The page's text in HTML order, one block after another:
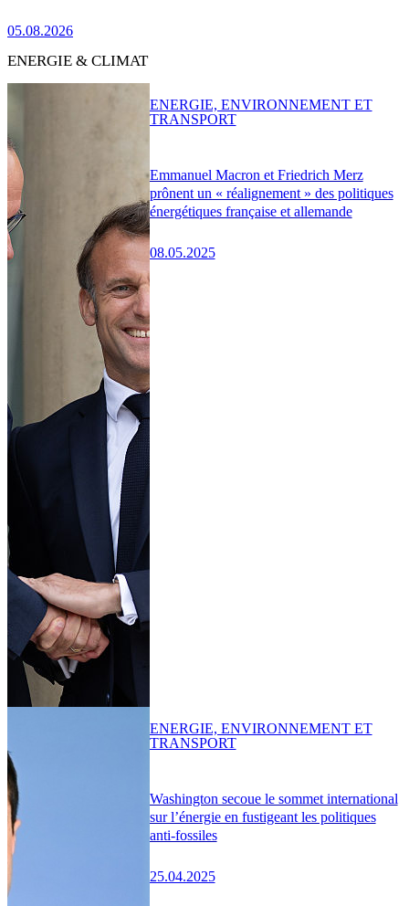
05.08.2026
ENERGIE & CLIMAT
Emmanuel Macron et Friedrich Merz
prônent un « réalignement » des politiques
énergétiques française et allemande
08.05.2025
ENERGIE, ENVIRONNEMENT ET
TRANSPORT
Washington secoue le sommet international
sur l’énergie en fustigeant les politiques
anti-fossiles
25.04.2025
ENERGIE, ENVIRONNEMENT ET
TRANSPORT